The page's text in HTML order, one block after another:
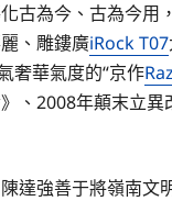
古為今、古為今用
、雕鏤廣iRock T07
奢華氣度的“京作
、2008年顛末立
達強善于將嶺南文